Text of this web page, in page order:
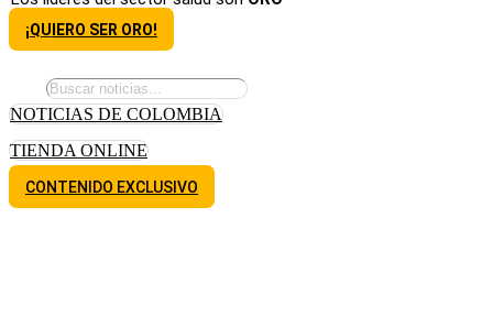
¡QUIERO SER ORO!
NOTICIAS DE COLOMBIA
TIENDA ONLINE
CONTENIDO EXCLUSIVO